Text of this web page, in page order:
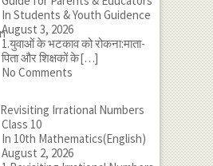
In Students & Youth Guidence
August 3, 2026
1.युवाओं के भटकाव को रोकना:माता-
पिता और शिक्षकों के[…]
No Comments
Revisiting Irrational Numbers
Class 10
In 10th Mathematics(English)
August 2, 2026